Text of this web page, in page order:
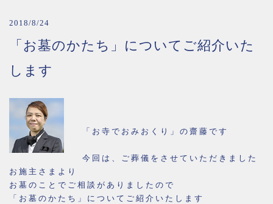
2018/8/24
「お墓のかたち」についてご紹介いた
します
「お寺でおみおくり」の齋藤です
今回は、ご葬儀をさせていただきました
お施主さまより
お墓のことでご相談がありましたので
「お墓のかたち」についてご紹介いたします